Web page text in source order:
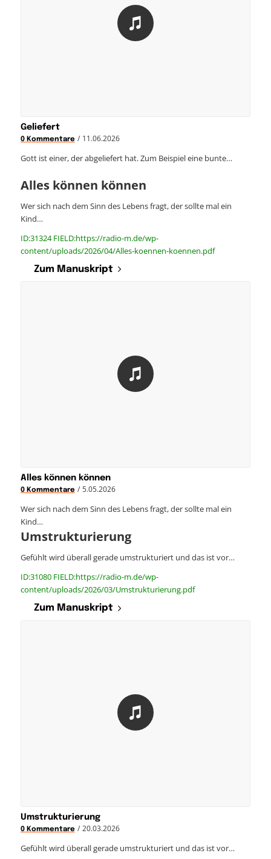
Geliefert
0 Kommentare / 11.06.2026
Gott ist einer, der abgeliefert hat. Zum Beispiel eine bunte…
Alles können können
Wer sich nach dem Sinn des Lebens fragt, der sollte mal ein
Kind…
ID:31324 FIELD:https://radio-m.de/wp-
content/uploads/2026/04/Alles-koennen-koennen.pdf
Zum Manuskript
Alles können können
0 Kommentare / 5.05.2026
Wer sich nach dem Sinn des Lebens fragt, der sollte mal ein
Kind…
Umstrukturierung
Gefühlt wird überall gerade umstrukturiert und das ist vor…
ID:31080 FIELD:https://radio-m.de/wp-
content/uploads/2026/03/Umstrukturierung.pdf
Zum Manuskript
Umstrukturierung
0 Kommentare / 20.03.2026
Gefühlt wird überall gerade umstrukturiert und das ist vor…